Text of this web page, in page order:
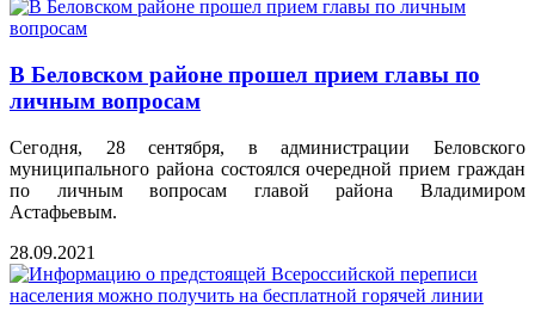
В Беловском районе прошел прием главы по
личным вопросам
Сегодня, 28 сентября, в администрации Беловского
муниципального района состоялся очередной прием граждан
по личным вопросам главой района Владимиром
Астафьевым.
28.09.2021